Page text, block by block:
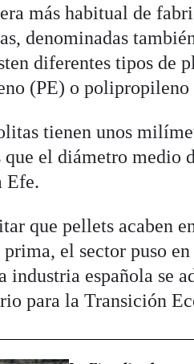
más habitual de
denominadas
diferentes tipos de
(PE) o polipropileno
tienen unos
que el diámetro medio
Efe.
que pellets acaben
el sector puso
industria española se
para la Transición